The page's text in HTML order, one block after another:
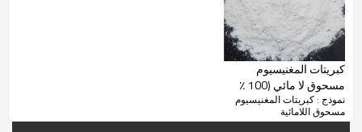
كبريتات المغنيسيوم اللامائية (MgSO4)
الزراعة
1. كبريتات المغنيسيوم اللامائية (
الأسمدة الزراعية
2
.تطبيق كبريتات المغنيسيوم اللامائية (
الأعلاف
كبريتات المغنيسيوم اللامائية (MgSO4)
كبريتات المغنيسيوم
مسحوق لا مائي (100 ٪
من الماء المذاب)
نموذج : كبريتات المغنيسيوم
مسحوق اللامائية